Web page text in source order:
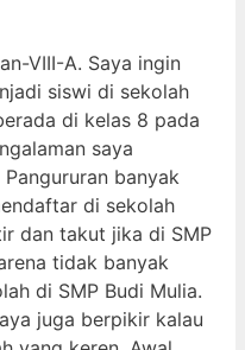
VIII-A. Saya ingin
siswi di sekolah
di kelas 8 pada
saya
banyak
di sekolah
dan takut jika di SMP
tidak banyak
di SMP Budi Mulia.
juga berpikir kalau